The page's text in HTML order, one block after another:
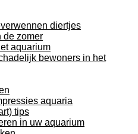
diertjes
de zomer
aquarium
bewoners in het
aquaria
tips
in uw aquarium